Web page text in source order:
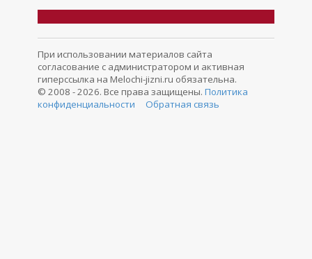
При использовании материалов сайта
согласование с администратором и активная
гиперссылка на Melochi-jizni.ru обязательна.
© 2008 - 2026. Все права защищены. Политика
конфиденциальности
Обратная связь